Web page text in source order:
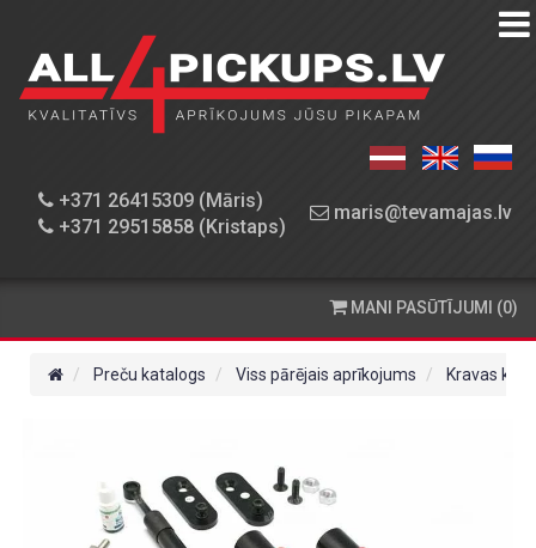
+371 26415309 (Māris)
+371 29515858 (Kristaps)
maris@tevamajas.lv
PREČU
KATALOGS
PIEGĀDE
MANI PASŪTĪJUMI (0)
Preču katalogs Viss pārējais aprīkojums Kravas